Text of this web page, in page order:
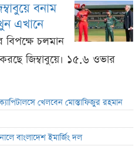
বনাম
এখানে
বিপক্ষে চলমান
জিম্বাবুয়ে। ১৫.৬ ওভার
খেলবেন মোস্তাফিজুর রহমান
বাংলাদেশ ইমার্জিং দল